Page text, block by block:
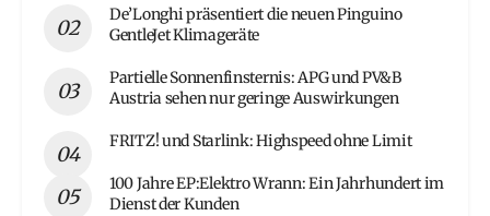
De’Longhi präsentiert die neuen Pinguino
GentleJet Klimageräte
Partielle Sonnenfinsternis: APG und PV&B
Austria sehen nur geringe Auswirkungen
FRITZ! und Starlink: Highspeed ohne Limit
100 Jahre EP:Elektro Wrann: Ein Jahrhundert im
Dienst der Kunden